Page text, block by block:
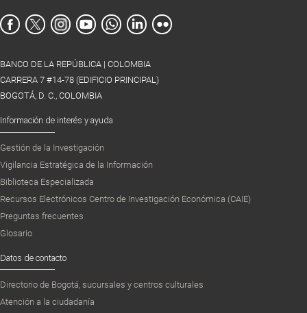
BANCO DE LA REPÚBLICA | COLOMBIA
CARRERA 7 #14-78 (EDIFICIO PRINCIPAL)
BOGOTÁ, D. C., COLOMBIA
Información de interés y ayuda
Gestión de la Investigación
Vigilancia Estratégica de la Información
Biblioteca Especializada
Recursos Electrónicos Centro de Investigación Económica (CAIE)
Preguntas frecuentes
Glosario
Datos de contacto
Directorio de Bogotá, sucursales y centros culturales
Atención a la ciudadanía